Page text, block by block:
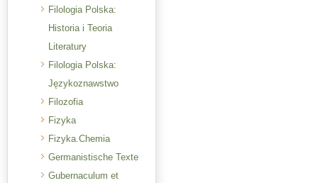
Filologia Polska:
Historia i Teoria
Literatury
Filologia Polska:
Językoznawstwo
Filozofia
Fizyka
Fizyka.Chemia
Germanistische Texte
Gubernaculum et